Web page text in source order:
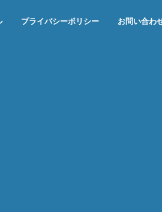
プライバシーポリシー お問い合わ